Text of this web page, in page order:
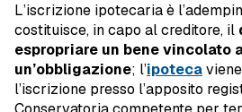
L’iscrizione ipotecaria è
costituisce, in capo al creditore, il
espropriare un bene vincolato
un’obbligazione; l’ipoteca
l’iscrizione presso l’apposito